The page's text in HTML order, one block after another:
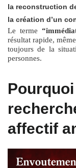
la reconstruction
la création d’un
Le terme
résultat rapide,
toujours de la
personnes.
affectif